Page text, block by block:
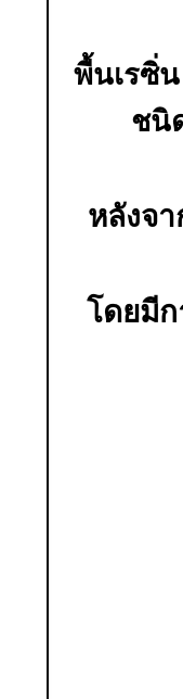
พื้นเรซิ่
ชนิ
หลังจ
โดยมี